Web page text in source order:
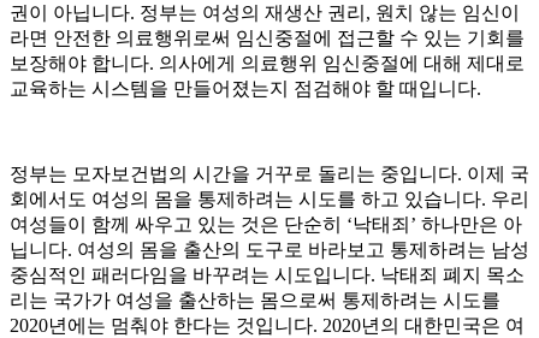
권이 아닙니다. 정부는 여성의 재생산 권리 , 원치 않는 임신이
라면 안전한 의료행위로써 임신중절에 접근할 수 있는 기회를
보장해야 합니다. 의사에게 의료행위 임신중절에 대해 제대로
교육하는 시스템을 만들어졌는지 점검해야 할 때입니다.
정부는 모자보건법의 시간을 거꾸로 돌리는 중입니다. 이제 국
회에서도 여성의 몸을 통제하려는 시도를 하고 있습니다. 우리
여성들이 함께 싸우고 있는 것은 단순히 ‘낙태죄 ’ 하나만은 아
닙니다. 여성의 몸을 출산의 도구로 바라보고 통제하려는 남성
중심적인 패러다임을 바꾸려는 시도입니다. 낙태죄 폐지 목소
리는 국가가 여성을 출산하는 몸으로써 통제하려는 시도를
2020년에는 멈춰야 한다는 것입니다. 2020년의 대한민국은 여